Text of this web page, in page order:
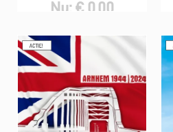
Nu: € 0,00